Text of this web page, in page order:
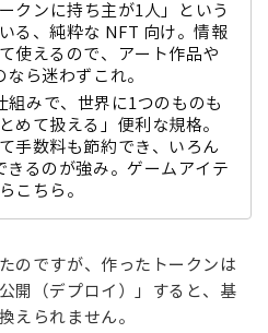
クンに持ち主が1人」という
る、純粋な NFT 向け。情報
使えるので、アート作品や
ら迷わずこれ。
組みで、世界に1つのものも
めて扱える」便利な規格。
手数料も節約でき、いろん
きるのが強み。ゲームアイテ
こちら。
のですが、作ったトークンは
開（デプロイ）」すると、基
えられません。